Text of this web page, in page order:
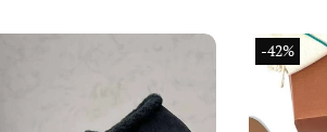
-42%